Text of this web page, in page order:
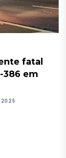
fatal
386 em
2025